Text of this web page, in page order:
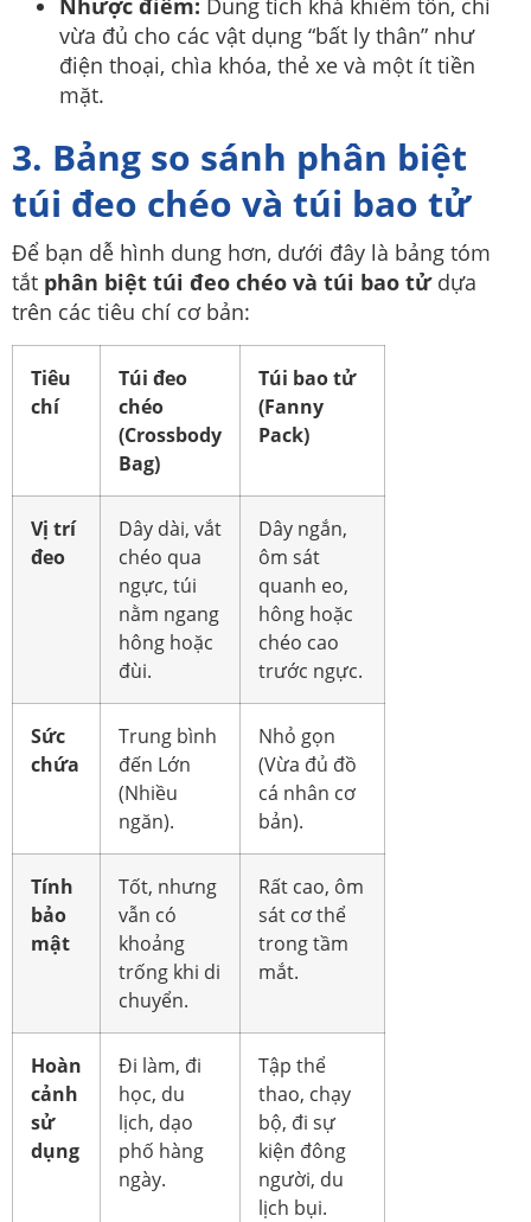
Nhược điểm: Dung tích khá khiêm tốn, chỉ
vừa đủ cho các vật dụng “bất ly thân” như
điện thoại, chìa khóa, thẻ xe và một ít tiền
mặt.
3. Bảng so sánh phân biệt
túi đeo chéo và túi bao tử
Để bạn dễ hình dung hơn, dưới đây là bảng tóm
tắt phân biệt túi đeo chéo và túi bao tửdựa
trên các tiêu chí cơ bản:
Tiêu
chí
Túi đeo
chéo
(Crossbody
Bag)
Túi bao tử
(Fanny
Pack)
Vị trí
đeo
Dây dài, vắt
chéo qua
ngực, túi
nằm ngang
hông hoặc
đùi.
Dây ngắn,
ôm sát
quanh eo,
hông hoặc
chéo cao
trước ngực.
Sức
chứa
Trung bình
đến Lớn
(Nhiều
ngăn).
Nhỏ gọn
(Vừa đủ đồ
cá nhân cơ
bản).
Tính
bảo
mật
Tốt, nhưng
vẫn có
khoảng
trống khi di
chuyển.
Rất cao, ôm
sát cơ thể
trong tầm
mắt.
Hoàn
cảnh
sử
dụng
Đi làm, đi
học, du
lịch, dạo
phố hàng
ngày.
Tập thể
thao, chạy
bộ, đi sự
kiện đông
người, du
lịch bụi.